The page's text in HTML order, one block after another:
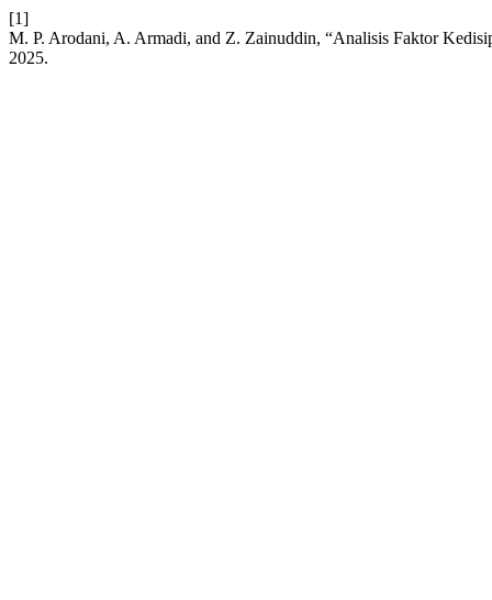
[1]
M. P. Arodani, A. Armadi, and Z. Zainuddin, “Analisis Faktor
2025.